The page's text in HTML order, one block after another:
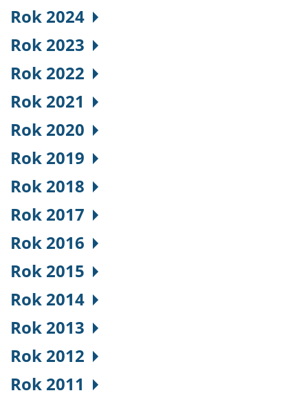
Rok 2024
Rok 2023
Rok 2022
Rok 2021
Rok 2020
Rok 2019
Rok 2018
Rok 2017
Rok 2016
Rok 2015
Rok 2014
Rok 2013
Rok 2012
Rok 2011